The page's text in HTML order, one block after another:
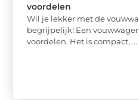
voordelen
Wil je lekker met de
begrijpelijk! Een
voordelen. Het is compact, ...